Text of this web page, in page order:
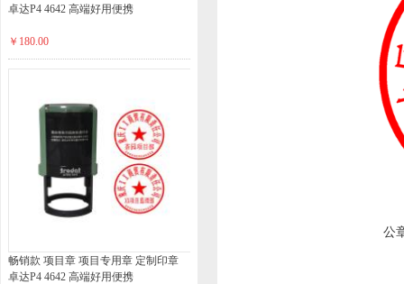
卓达P4 4642 高端好用便携
￥180.00
畅销款 项目章 项目专用章 定制印章
卓达P4 4642 高端好用便携
公